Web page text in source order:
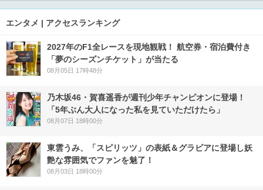
エンタメ | アクセスランキング
2027年のF1全レースを現地観戦！ 航空券・宿泊費付き
「夢のシーズンチケット」が当たる
08月05日 17時48分
乃木坂46・賀喜遥香が週刊少年チャンピオンに登場！
「5年ぶん大人になった私を見ていただけたら」
08月07日 18時00分
東雲うみ、「スピリッツ」の表紙＆グラビアに登場し妖
艶な雰囲気でファンを魅了！
08月03日 18時00分